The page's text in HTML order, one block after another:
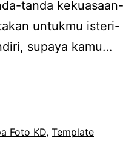
tanda kekuasaan-
untukmu isteri-
supaya kamu…
Foto KD, Template